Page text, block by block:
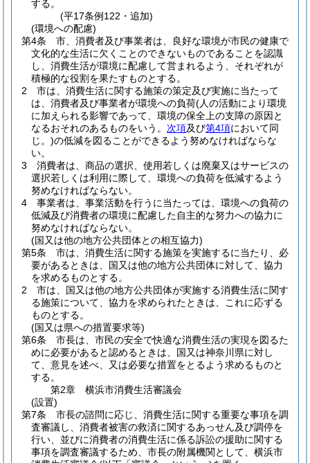
する。
(平17条例122・追加)
(環境への配慮)
第4条
市、消費者及び事業者は、良好な環境が市民の健康で
文化的な生活に欠くことのできないものであることを認識
し、消費生活が環境に配慮して営まれるよう、それぞれが
積極的な役割を果たすものとする。
2
市は、消費生活に関する施策の策定及び実施に当たって
は、消費者及び事業者が環境への負荷(人の活動により環境
に加えられる影響であって、環境の保全上の支障の原因と
なるおそれのあるものをいう。 次項及び第4項において同
じ。)の低減を図ることができるよう努めなければならな
い。
3
消費者は、商品の選択、使用若しくは廃棄又はサービスの
選択若しくは利用に際して、環境への負荷を低減するよう
努めなければならない。
4
事業者は、事業活動を行うに当たっては、環境への負荷の
低減及び消費者の環境に配慮した自主的な努力への協力に
努めなければならない。
(国又は他の地方公共団体との相互協力)
第5条
市は、消費生活に関する施策を実施するに当たり、必
要があるときは、国又は他の地方公共団体に対して、協力
を求めるものとする。
2
市は、国又は他の地方公共団体が実施する消費生活に関す
る施策について、協力を求められたときは、これに応ずる
ものとする。
(国又は県への措置要求等)
第6条
市長は、市民の安全で快適な消費生活の実現を図るた
めに必要があると認めるときは、国又は神奈川県に対し
て、意見を述べ、又は必要な措置をとるよう求めるものと
する。
第2章
横浜市消費生活審議会
(設置)
第7条
市長の諮問に応じ、消費生活に関する重要な事項を調
査審議し、消費者被害の救済に関するあっせん及び調停を
行い、並びに消費者の消費生活に係る訴訟の援助に関する
事項を調査審議するため、市長の附属機関として、横浜市